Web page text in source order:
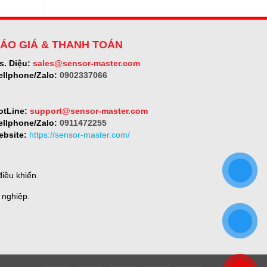
GIÁ & THANH TOÁN
Diệu: sales@sensor-master.com
Zalo: 0902337066
support@sensor-master.com
Zalo: 0911472255
https://sensor-master.com/
khiển.